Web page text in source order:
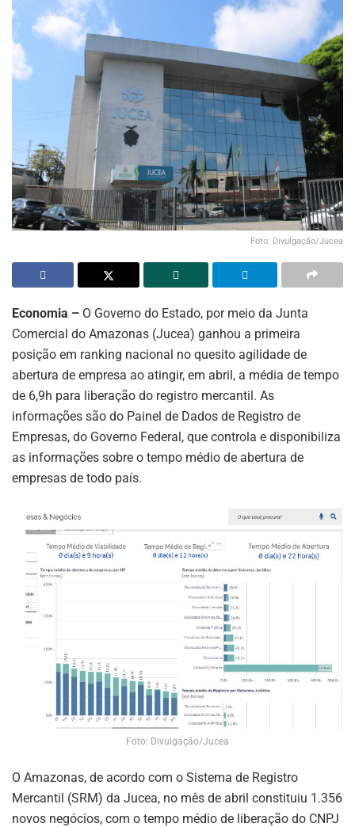
Foto: Divulgação/Jucea
Economia – O Governo do Estado, por meio da Junta
Comercial do Amazonas (Jucea) ganhou a primeira
posição em ranking nacional no quesito agilidade de
abertura de empresa ao atingir, em abril, a média de tempo
de 6,9h para liberação do registro mercantil. As
informações são do Painel de Dados de Registro de
Empresas, do Governo Federal, que controla e disponibiliza
as informações sobre o tempo médio de abertura de
empresas de todo país.
Foto: Divulgação/Jucea
O Amazonas, de acordo com o Sistema de Registro
Mercantil (SRM) da Jucea, no mês de abril constituiu 1.356
novos negócios, com o tempo médio de liberação do CNPJ